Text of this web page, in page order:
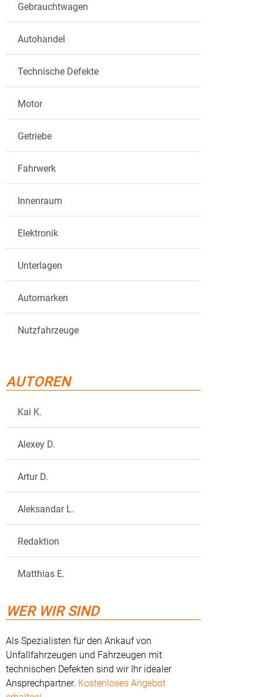
Gebrauchtwagen
Autohandel
Technische Defekte
Motor
Getriebe
Fahrwerk
Innenraum
Elektronik
Unterlagen
Automarken
Nutzfahrzeuge
AUTOREN
Kai K.
Alexey D.
Artur D.
Aleksandar L.
Redaktion
Matthias E.
WER WIR SIND
Als Spezialisten für den Ankauf von
Unfallfahrzeugen und Fahrzeugen mit
technischen Defekten sind wir Ihr idealer
Ansprechpartner. Kostenloses Angebot